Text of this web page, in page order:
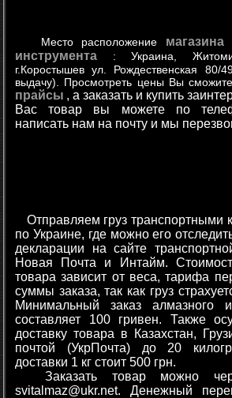
Место расположение магазина
инструмента
: Украина,
г.Коростышев ул. Рождественская 80/
выдачу). Просмотреть цены Вы сможите
прайсы , а заказать и купить
Вас товар вы можете по
написать нам на почту и мы
Отправляем груз транспортными
по Украине, где можно его
декларации на сайте
Новая Почта и Интайм.
товара зависит от веса, тарифа
суммы заказа, так как груз
Минимальный заказ алмазного
составляет 100 гривен. Также
доставку товара в Казахстан,
почтой (УкрПочта) до 20
доставки 1 кг стоит 500 грн.
Заказать товар можно
svitalmaz@ukr.net. Денежный